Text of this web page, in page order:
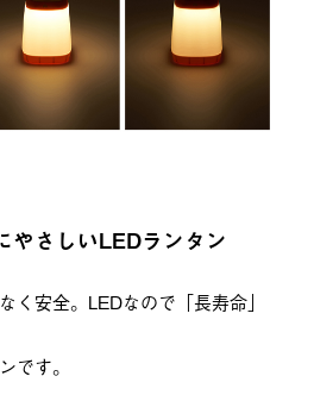
やさしいLEDランタン
く安全。LEDなので「長寿命」
です。